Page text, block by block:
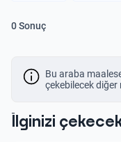
0 Sonuç
Bu araba
çekebilecek diğer
İlginizi